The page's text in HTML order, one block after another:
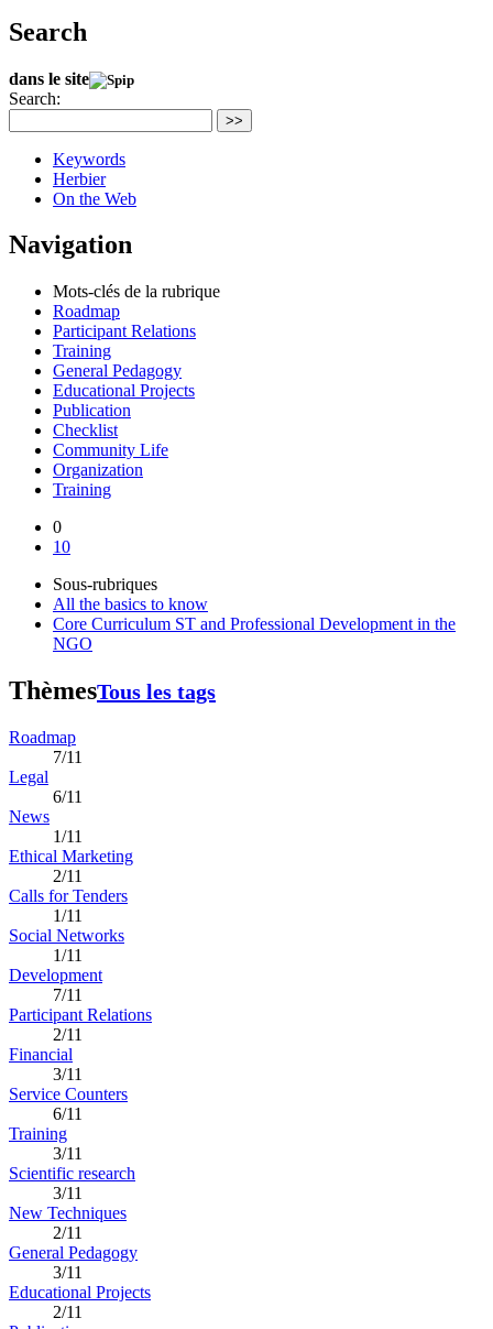
Search
dans le site
Search:
>>
Keywords
Herbier
On the Web
Navigation
Mots-clés de la rubrique
Roadmap
Participant Relations
Training
General Pedagogy
Educational Projects
Publication
Checklist
Community Life
Organization
Training
0
10
Sous-rubriques
All the basics to know
Core Curriculum ST and Professional Development in the
NGO
ThèmesTous les tags
Roadmap
7/11
Legal
6/11
News
1/11
Ethical Marketing
2/11
Calls for Tenders
1/11
Social Networks
1/11
Development
7/11
Participant Relations
2/11
Financial
3/11
Service Counters
6/11
Training
3/11
Scientific research
3/11
New Techniques
2/11
General Pedagogy
3/11
Educational Projects
2/11